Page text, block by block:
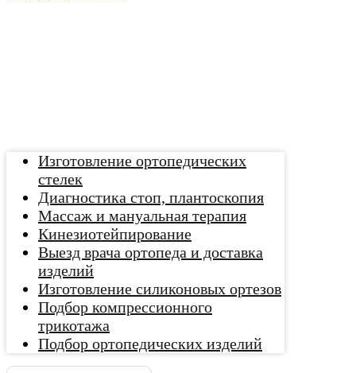
Изготовление ортопедических
стелек
Диагностика стоп, плантоскопия
Массаж и мануальная терапия
Кинезиотейпирование
Выезд врача ортопеда и доставка
изделий
Изготовление силиконовых ортезов
Подбор компрессионного
трикотажа
Подбор ортопедических изделий